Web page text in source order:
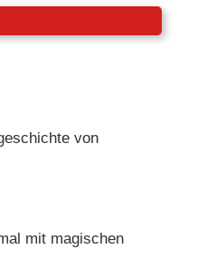
mit magischen